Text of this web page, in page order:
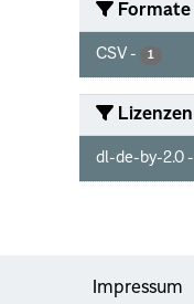
Formate
CSV - 1
Lizenzen
dl-de-by-2.0 -
Impressum